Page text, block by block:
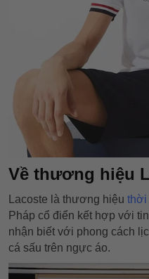
Về thương hiệu
Lacoste là thương hiệu thời
Pháp cổ điển kết hợp với
nhận biết với phong cách
cá sấu trên ngực áo.